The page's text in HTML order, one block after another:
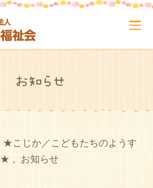
お知らせ
★こじか／こどもたちのようす
★ , お知らせ